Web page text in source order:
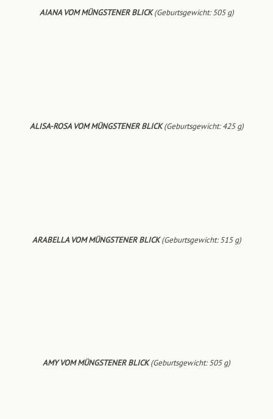
AIANA VOM MÜNGSTENER BLICK(Geburtsgewicht: 505 g)
ALISA-ROSA VOM MÜNGSTENER BLICK(Geburtsgewicht: 425 g)
ARABELLA VOM MÜNGSTENER BLICK(Geburtsgewicht: 515 g)
AMY VOM MÜNGSTENER BLICK(Geburtsgewicht: 505 g)